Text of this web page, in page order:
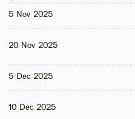
5 Nov 2025
20 Nov 2025
5 Dec 2025
10 Dec 2025